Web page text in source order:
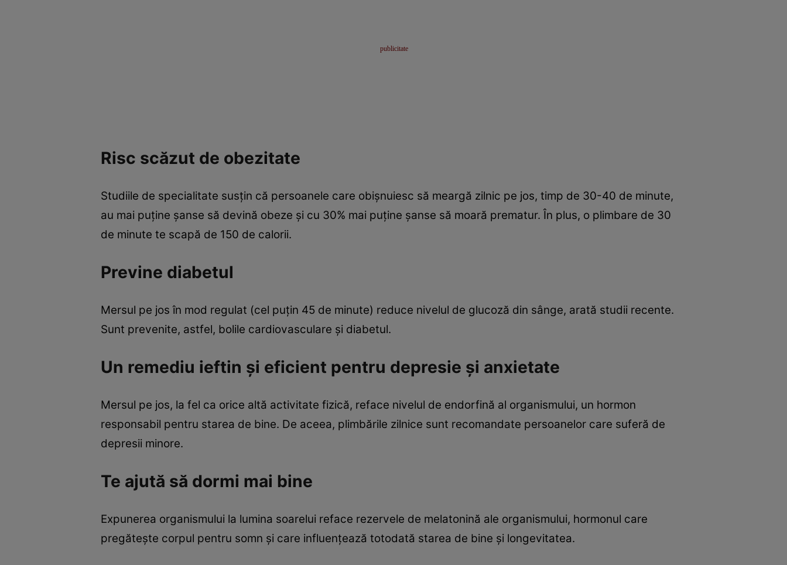
Risc scăzut de obezitate
Studiile de specialitate susţin că persoanele care obişnuiesc să meargă zilnic pe jos, timp de 30-40 de minute,
au mai puţine şanse să devină obeze şi cu 30% mai puţine şanse să moară prematur. În plus, o plimbare de 30
de minute te scapă de 150 de calorii.
Previne diabetul
Mersul pe jos în mod regulat (cel puţin 45 de minute) reduce nivelul de glucoză din sânge, arată studii recente.
Sunt prevenite, astfel, bolile cardiovasculare şi diabetul.
Un remediu ieftin şi eficient pentru depresie şi anxietate
Mersul pe jos, la fel ca orice altă activitate fizică, reface nivelul de endorfină al organismului, un hormon
responsabil pentru starea de bine. De aceea, plimbările zilnice sunt recomandate persoanelor care suferă de
depresii minore.
Te ajută să dormi mai bine
Expunerea organismului la lumina soarelui reface rezervele de melatonină ale organismului, hormonul care
pregăteşte corpul pentru somn şi care influenţează totodată starea de bine şi longevitatea.